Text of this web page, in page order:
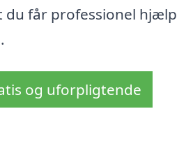
du får professionel hjælp
og uforpligtende